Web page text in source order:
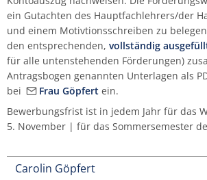
ein Gutachten des Hauptfachlehrers/der
und einem Motivtionsschreiben zu
den entsprechenden, vollständig
für alle untenstehenden Förderungen)
Antragsbogen genannten Unterlagen als
bei
Frau Göpfert ein.
Bewerbungsfrist ist in jedem Jahr für das
5. November | für das Sommersemester
Carolin Göpfert
Traversflöte
Viola da gamba
Kirchenmusik (ev./kath.)
Klavier
Komposition
Musiktheorie
Orchesterinstrumente
Percussion
Posaune
Saxophon
Trompete
Tuba
Viola da gamba
Viola da gamba
Viola da gamba
Holzblasinstrumente
Jazz
Kammermusik
Komposition
Komposition mit neuen Medien
Termine | Fristen
Vorbereitungskurse des
Vorbereitungstutorium Musiktheorie
Hochschulchor
Hochschulsinfonieorchester
Kammerchor
Opernschule
Schulmusikchor
Seraphin-Stiftung
Stegmann
Steinway
FAQ ausländische Studierende
Wettbewerbe
Weitere Veranstaltungen
Verband Bayerischer Sing- und
e. V.
Virtuelle Hochschule Bayern (vhb)
Johannes Kamprad
Günter Mittelsteiner
Hilde Müller-Tamm
Hildegard Poschet
Burkhard Schmidt
Michael Stern
Hörbox
Kino
Bibliographie
Ehrungen
Vielfalt an der HfM
News-Archiv
Qualitätsbeirat
Informationssicherheit
Sexuelle Belästigung
Sicherheit
Transferbeaufragte
Vertrauensteam
Personalrat
Fachgruppe Historische Instrumente
Fachgruppe Jazz | Rock | Pop
Fachgruppe Kammermusik |
Fachgruppe Klavier
IT-Abteilung
Justiziariat
Qualitätsmanagement
Referentin für Prozessmanagement
Aktuelles (Archiv)
Bibliothek
Hinweisgeberschutz
Kartenverkauf
Videokonferenzsysteme